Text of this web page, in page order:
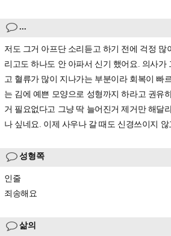
...
저도 그거 아프단 소리듣고 하기 전에 걱정 많
리고도 하나도 안 아파서 신기 했어요. 의사가
고 혈류가 많이 지나가는 부분이라 회복이 빠
는 김에 예쁜 모양으로 성형까지 하라고 권유
거 필요없다고 그냥 딱 늘어진거 제거만 해달
나 싶네요. 이제 사우나 갈 때도 신경쓰이지
성형쪽
인줄
죄송해요
삶의